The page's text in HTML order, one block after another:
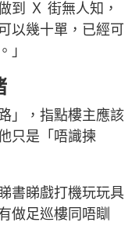
到 Ｘ 街無人知，
以幾十單，已經可
」
」，指點樓主應該
只是「唔識揀
書睇戲打機玩玩具
做足巡樓同唔瞓